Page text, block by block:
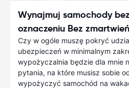
Wynajmuj samochody
oznaczeniu Bez zmartwień
Czy w ogóle muszę pokryć
ubezpieczeń w minimalnym
wypożyczalnia będzie dla mnie
pytania, na które musisz sobie
wypożyczyć samochód na